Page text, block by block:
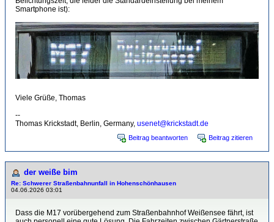
Smartphone ist):
Viele Grüße, Thomas
--
Thomas Krickstadt, Berlin, Germany, usenet@krickstadt.de
Beitrag beantworten Beitrag zitieren
der weiße bim
Re: Schwerer Straßenbahnunfall in Hohenschönhausen
04.06.2026 03:01
Dass die M17 vorübergehend zum Straßenbahnhof Weißensee fährt, ist